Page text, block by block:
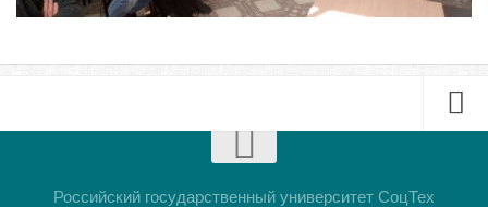
Родителям
Памятка обучающимся
Презентация
Российский государственный университет СоцТех